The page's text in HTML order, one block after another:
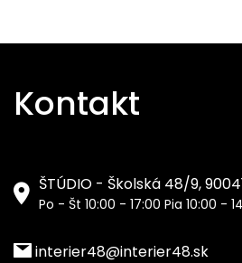
Kontakt
ŠTÚDIO - Školská 48/9,
Po - Št 10:00 - 17:00 Pia 10:00 -
interier48@interier48.sk